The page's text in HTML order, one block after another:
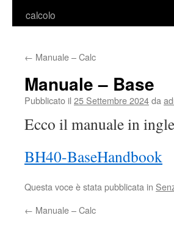
calcolo
← Manuale – Calc
Manuale – Base
Pubblicato il 25 Settembre 2024da
Ecco il manuale in
BH40-BaseHandbook
Questa voce è stata pubblicata in
← Manuale – Calc